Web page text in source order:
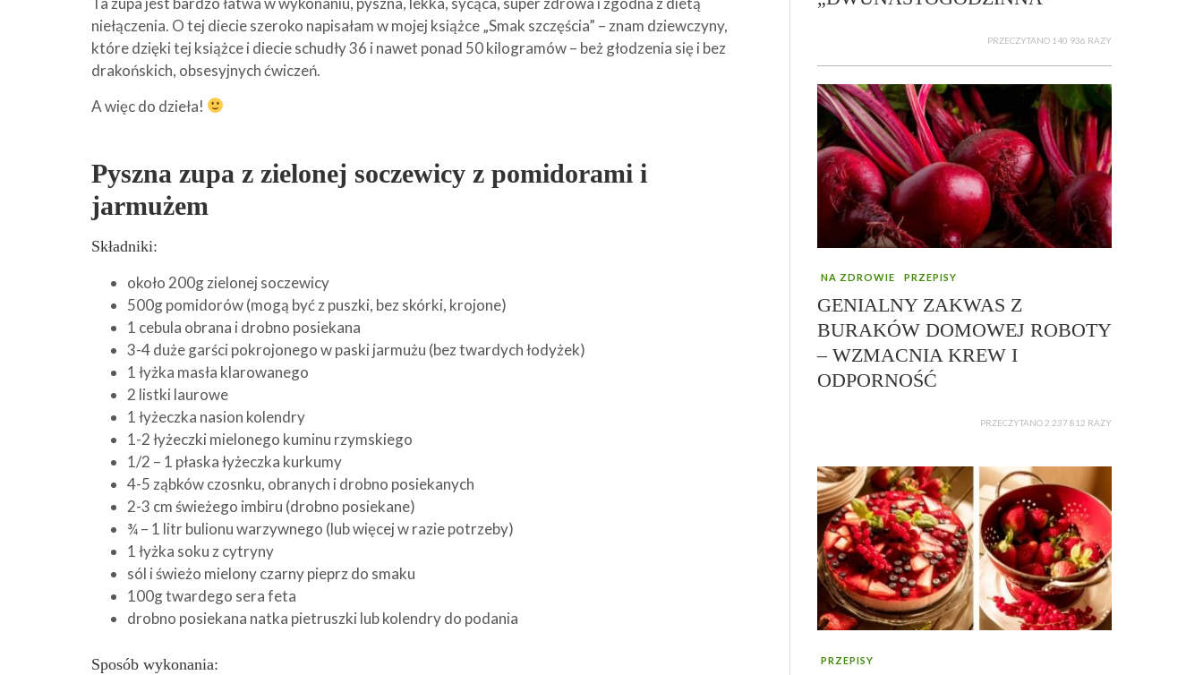
niełączenia. O tej diecie szeroko napisałam w mojej książce „Smak szczęścia” – znam dziewczyny,
które dzięki tej książce i diecie schudły 36 i nawet ponad 50 kilogramów – beż głodzenia się i bez
drakońskich, obsesyjnych ćwiczeń.
A więc do dzieła!
Pyszna zupa z zielonej soczewicy z pomidorami i
jarmużem
Składniki:
około 200g zielonej soczewicy
500g pomidorów (mogą być z puszki, bez skórki, krojone)
1 cebula obrana i drobno posiekana
3-4 duże garści pokrojonego w paski jarmużu (bez twardych łodyżek)
1 łyżka masła klarowanego
2 listki laurowe
1 łyżeczka nasion kolendry
1-2 łyżeczki mielonego kuminu rzymskiego
1/2 – 1 płaska łyżeczka kurkumy
4-5 ząbków czosnku, obranych i drobno posiekanych
2-3 cm świeżego imbiru (drobno posiekane)
¾ – 1 litr bulionu warzywnego (lub więcej w razie potrzeby)
1 łyżka soku z cytryny
sól i świeżo mielony czarny pieprz do smaku
100g twardego sera feta
drobno posiekana natka pietruszki lub kolendry do podania
Sposób wykonania:
PRZECZYTANO 140 936 RAZY
NA ZDROWIE PRZEPISY
GENIALNY ZAKWAS Z
BURAKÓW DOMOWEJ ROBOTY
– WZMACNIA KREW I
ODPORNOŚĆ
PRZECZYTANO 2 237 812 RAZY
PRZEPISY